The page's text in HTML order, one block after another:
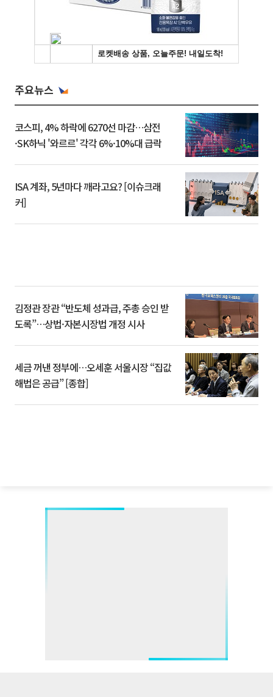
주요뉴스
코스피, 4% 하락에 6270선 마감…삼전
·SK하닉 '와르르' 각각 6%·10%대 급락
ISA 계좌, 5년마다 깨라고요? [이슈크래
커]
김정관 장관 “반도체 성과급, 주총 승인 받
도록”…상법·자본시장법 개정 시사
세금 꺼낸 정부에…오세훈 서울시장 “집값
해법은 공급” [종합]